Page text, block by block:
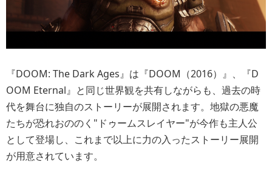
『DOOM: The Dark Ages』は『DOOM（2016）』、『D
OOM Eternal』と同じ世界観を共有しながらも、過去の時
代を舞台に独自のストーリーが展開されます。地獄の悪魔
たちが恐れおののく"ドゥームスレイヤー"が今作も主人公
として登場し、これまで以上に力の入ったストーリー展開
が用意されています。